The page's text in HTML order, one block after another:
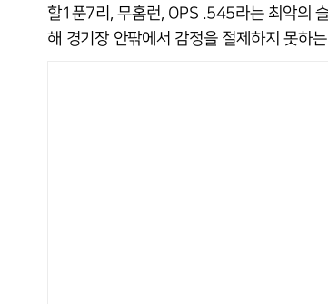
할1푼7리, 무홈런, OPS .545라는 최악의
해 경기장 안팎에서 감정을 절제하지 못하